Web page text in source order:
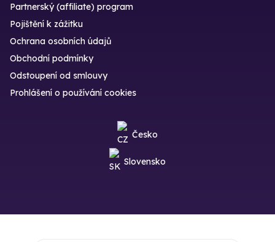
Partnerský (affiliate) program
Pojištění k zážitku
Ochrana osobních údajů
Obchodní podmínky
Odstoupení od smlouvy
Prohlášení o používání cookies
Česko
Slovensko